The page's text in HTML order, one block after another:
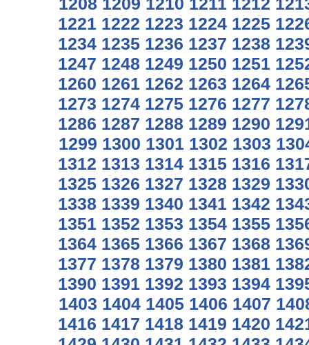
1221 1222 1223 1224 1225
1234 1235 1236 1237 1238
1247 1248 1249 1250 1251
1260 1261 1262 1263 1264
1273 1274 1275 1276 1277
1286 1287 1288 1289 1290
1299 1300 1301 1302 1303
1312 1313 1314 1315 1316
1325 1326 1327 1328 1329
1338 1339 1340 1341 1342
1351 1352 1353 1354 1355
1364 1365 1366 1367 1368
1377 1378 1379 1380 1381
1390 1391 1392 1393 1394
1403 1404 1405 1406 1407
1416 1417 1418 1419 1420